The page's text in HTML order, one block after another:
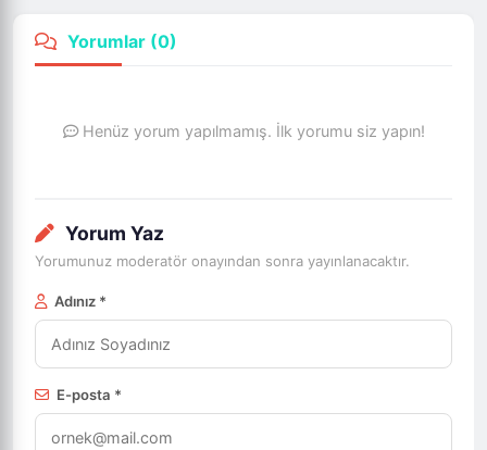
Yorumlar (0)
Henüz yorum yapılmamış. İlk yorumu siz yapın!
Yorum Yaz
Yorumunuz moderatör onayından sonra yayınlanacaktır.
Adınız *
E-posta *